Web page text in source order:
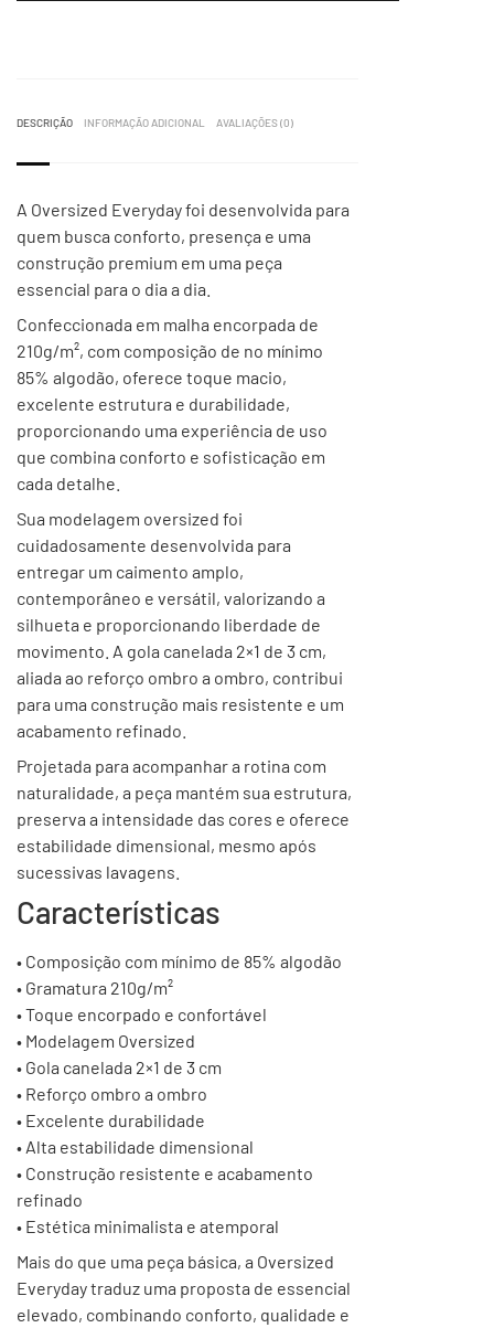
DESCRIÇÃO INFORMAÇÃO ADICIONAL AVALIAÇÕES (0)
A Oversized Everyday foi desenvolvida para
quem busca conforto, presença e uma
construção premium em uma peça
essencial para o dia a dia.
Confeccionada em malha encorpada de
210g/m², com composição de no mínimo
85% algodão, oferece toque macio,
excelente estrutura e durabilidade,
proporcionando uma experiência de uso
que combina conforto e sofisticação em
cada detalhe.
Sua modelagem oversized foi
cuidadosamente desenvolvida para
entregar um caimento amplo,
contemporâneo e versátil, valorizando a
silhueta e proporcionando liberdade de
movimento. A gola canelada 2×1 de 3 cm,
aliada ao reforço ombro a ombro, contribui
para uma construção mais resistente e um
acabamento refinado.
Projetada para acompanhar a rotina com
naturalidade, a peça mantém sua estrutura,
preserva a intensidade das cores e oferece
estabilidade dimensional, mesmo após
sucessivas lavagens.
Características
• Composição com mínimo de 85% algodão
• Gramatura 210g/m²
• Toque encorpado e confortável
• Modelagem Oversized
• Gola canelada 2×1 de 3 cm
• Reforço ombro a ombro
• Excelente durabilidade
• Alta estabilidade dimensional
• Construção resistente e acabamento
refinado
• Estética minimalista e atemporal
Mais do que uma peça básica, a Oversized
Everyday traduz uma proposta de essencial
elevado, combinando conforto, qualidade e